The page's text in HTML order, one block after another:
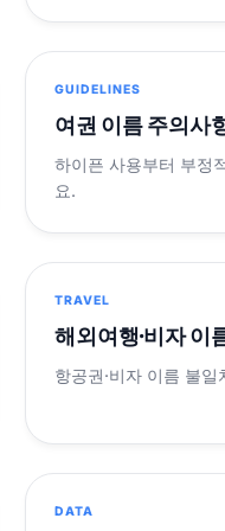
GUIDELINES
여권 이름 주의사
하이픈 사용부터 부정
요.
TRAVEL
해외여행·비자 이
항공권·비자 이름 불
DATA